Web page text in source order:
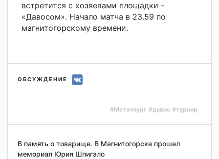
встретится с хозяевами площадки -
«Давосом». Начало матча в 23.59 по
магнитогорскому времени.
ОБСУЖДЕНИЕ
#Металлург #давос #турнир
В память о товарище. В Магнитогорске прошел
мемориал Юрия Шпигало